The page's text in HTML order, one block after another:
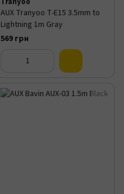
AUX Tranyoo T-E15 3.5mm to
Lightning 1m Gray
569 грн